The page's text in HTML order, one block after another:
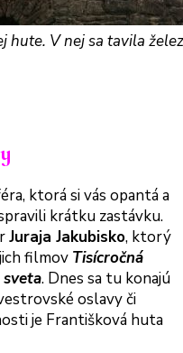
hute. V nej sa tavila
ktorá si vás opantá a
krátku zastávku.
Juraja Jakubisko, ktorý
filmov Tisícročná
. Dnes sa tu konajú
oslavy či
je Františková huta